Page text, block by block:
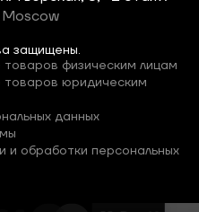
защищены.
физическим лицам
юридическим
данных
и обработки персональных